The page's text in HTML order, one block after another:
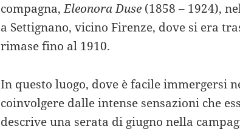
compagna,Eleonora Duse (1858 – 1924),
a Settignano, vicino Firenze, dove si era
rimase fino al 1910.
In questo luogo, dove è facile immergersi
coinvolgere dalle intense sensazioni che
descrive una serata di giugno nella